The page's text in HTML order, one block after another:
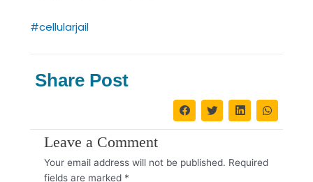
#cellularjail
Share Post
Leave a Comment
Your email address will not be published. Required
fields are marked *